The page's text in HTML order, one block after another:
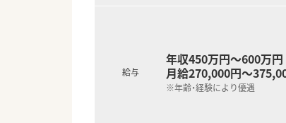
給与
年収450万円～600万円
月給270,000円～
※年齢・経験により優遇